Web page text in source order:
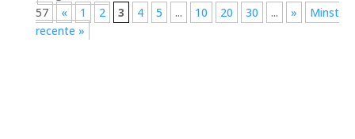
57
« 1 2 3 4 5 ... 10 20 30 ... »
Minst
recente »